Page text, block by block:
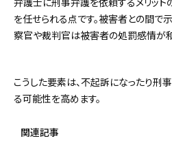
を任せられる点です。被害者との間で
察官や裁判官は被害者の処罰感情が和
こうした要素は、不起訴になったり刑
る可能性を高めます。
関連記事